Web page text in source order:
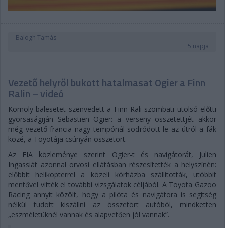
Balogh Tamás
5 napja
Vezető helyről bukott hatalmasat Ogier a Finn
Ralin – videó
Komoly balesetet szenvedett a Finn Rali szombati utolsó előtti
gyorsaságiján Sebastien Ogier: a verseny összetettjét akkor
még vezető francia nagy tempónál sodródott le az útról a fák
közé, a Toyotája csúnyán összetört.
Az FIA közleménye szerint Ogier-t és navigátorát, Julien
Ingassiát azonnal orvosi ellátásban részesítették a helyszínén:
előbbit helikopterrel a közeli kórházba szállították, utóbbit
mentővel vitték el további vizsgálatok céljából. A Toyota Gazoo
Racing annyit közölt, hogy a pilóta és navigátora is segítség
nélkül tudott kiszállni az összetört autóból, mindketten
„eszméletüknél vannak és alapvetően jól vannak”.